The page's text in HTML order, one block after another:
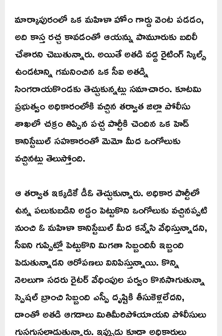
మార్కాపురంలో ఒక మహిళా హోం గార్డు వెంట పడడం,
అది కాస్త రచ్చ కావడంతో ఆయన్ను పామూరుకు బదిలీ
చేశారని చెబుతున్నారు. అయితే అతడి వద్ద రైటింగ్ స్కిల్స్
ఉండటాన్ని గమనించిన ఒక సీఐ అతడ్ని
సింగరాయకొండకు తెచ్చుకున్నట్లు సమాచారం. కూటమి
ప్రభుత్వం అధికారంలోకి వచ్చిన తర్వాత జిల్లా పోలీసు
శాఖలో చక్రం తిప్పిన పచ్చ పార్టీకి చెందిన ఒక హెడ్
కానిస్టేబుల్ సహకారంతో మెమో మీద ఒంగోలుకు
వచ్చినట్లు తెలుస్తోంది.
ఆ తర్వాత ఇక్కడికే డీఓ తెచ్చుకున్నారు. అధికార పార్టీలో
ఉన్న పలుకుబడిని అడ్డం పెట్టుకొని ఒంగోలుకు వచ్చినప్పటి
నుంచి ఓ మహిళా కానిస్టేబుల్ మీద కన్నేసి వేధిస్తున్నాడని,
సీఐని గుప్పిట్లో పెట్టుకొని మిగతా సిబ్బందినీ ఇబ్బంది
పెడుతున్నాడని ఆరోపణలు వినిపిస్తున్నాయి. కొన్ని
నెలలుగా సదరు రైటర్ వేధింపుల పర్వం కొనసాగుతున్నా
స్పెషల్ బ్రాంచి సిబ్బంది ఎస్పీ దృష్టికి తీసుకెళ్లలేదని,
దాంతో అతడి ఆగడాలు మితిమీరిపోయాయని పోలీసులు
గుసగుసలాడుతున్నారు. ఇప్పుడు కూడా అధికారులు